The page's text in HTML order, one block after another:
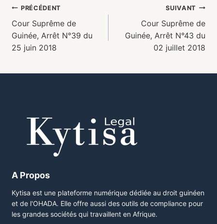
PRÉCÉDENT
Cour Suprême de
Guinée, Arrêt N°39 du
25 juin 2018
SUIVANT
Cour Suprême de
Guinée, Arrêt N°43 du
02 juillet 2018
A Propos
Kytisa est une plateforme numérique dédiée au droit guinéen
et de l'OHADA. Elle offre aussi des outils de compliance pour
les grandes sociétés qui travaillent en Afrique.